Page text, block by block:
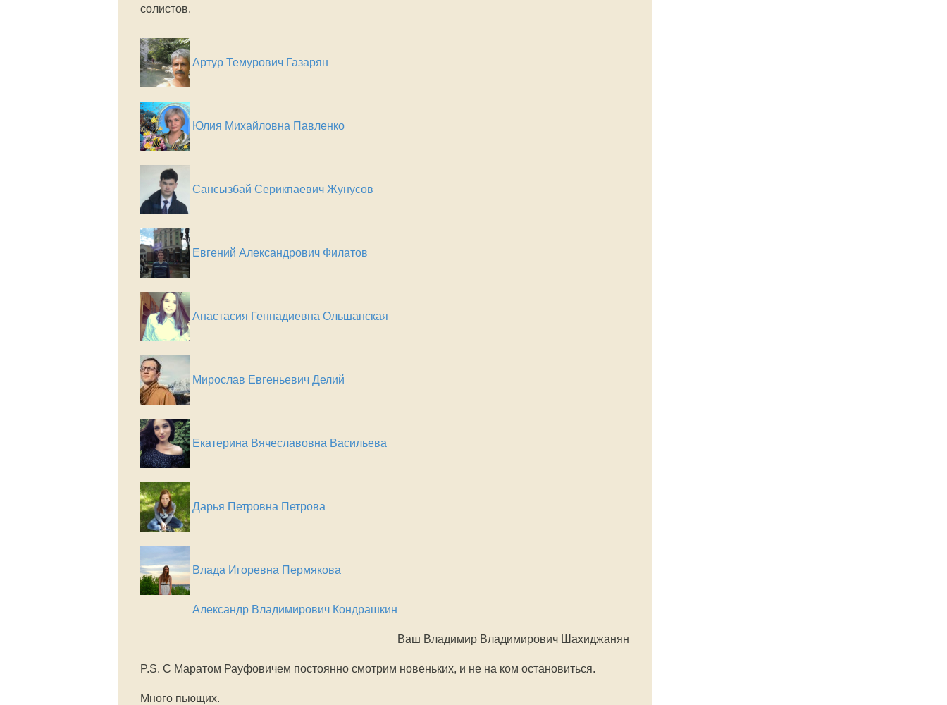
солистов.
Артур Темурович Газарян
Юлия Михайловна Павленко
Сансызбай Серикпаевич Жунусов
Евгений Александрович Филатов
Анастасия Геннадиевна Ольшанская
Мирослав Евгеньевич Делий
Екатерина Вячеславовна Васильева
Дарья Петровна Петрова
Влада Игоревна Пермякова
Александр Владимирович Кондрашкин
Ваш Владимир Владимирович Шахиджанян
P.S. С Маратом Рауфовичем постоянно смотрим новеньких, и не на ком остановиться.
Много пьющих.